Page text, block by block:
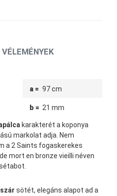
VÉLEMÉNYEK
a = 97 cm
b = 21 mm
karakterét a koponya
markolat adja. Nem
a 2 Saints fogaskerekes
mort en bronze vieilli néven
sötét, elegáns alapot ad a